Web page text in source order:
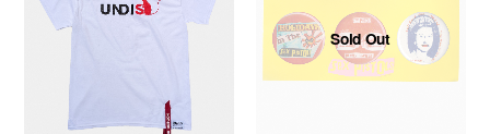
Sold Out